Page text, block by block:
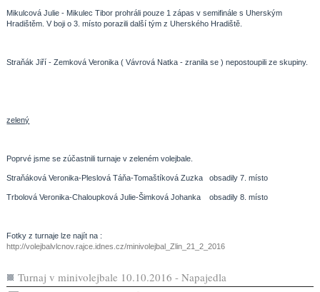
Mikulcová Julie - Mikulec Tibor prohráli pouze 1 zápas v semifinále s Uherským
Hradištěm. V boji o 3. místo porazili další tým z Uherského Hradiště.
Straňák Jiří - Zemková Veronika ( Vávrová Natka - zranila se ) nepostoupili ze skupiny.
zelený
Poprvé jsme se zúčastnili turnaje v zeleném volejbale.
Straňáková Veronika-Pleslová Táňa-Tomaštíková Zuzka obsadily 7. místo
Trbolová Veronika-Chaloupková Julie-Šimková Johanka obsadily 8. místo
Fotky z turnaje lze najít na :
http://volejbalvlcnov.rajce.idnes.cz/minivolejbal_Zlin_21_2_2016
Turnaj v minivolejbale 10.10.2016 - Napajedla